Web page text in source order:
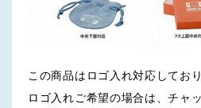
この商品はロゴ入れ対応しており
ロゴ入れご希望の場合は、チャ